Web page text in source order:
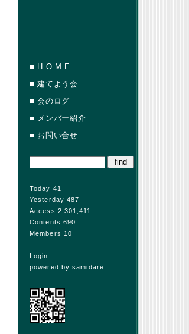
■ H O M E
■建てよう会
■会のログ
■ メンバー紹介
■ お問い合せ
Today 41
Yesterday 487
Access 2,301,411
Contents 690
Members 10
Login
powered bysamidare